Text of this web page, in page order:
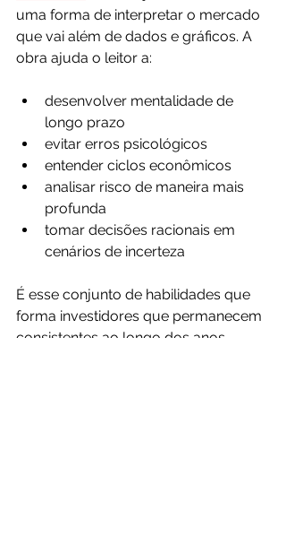
uma forma de interpretar o mercado
que vai além de dados e gráficos. A
obra ajuda o leitor a:
desenvolver mentalidade de
longo prazo
evitar erros psicológicos
entender ciclos econômicos
analisar risco de maneira mais
profunda
tomar decisões racionais em
cenários de incerteza
É esse conjunto de habilidades que
forma investidores que permanecem
consistentes ao longo dos anos,